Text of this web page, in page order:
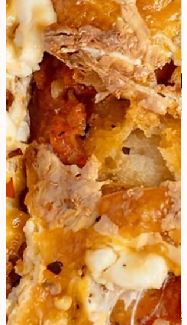
Aprende a hacer contenido
viral
¿Cual es la sensación del momento?
¡Los vídeos! Aquí vas a aprender como
lograr que tus vídeos tengo miles de
views.
Aparta tu lugar